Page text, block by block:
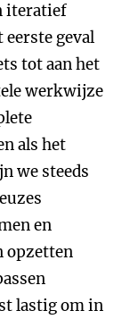
iteratief
geval
tot aan het
werkwijze
als het
we steeds
en
opzetten
lastig om in